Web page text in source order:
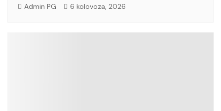
Admin PG 6 kolovoza, 2026